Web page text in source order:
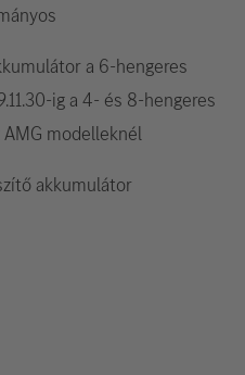
a 6-hengeres
ig a 4- és 8-hengeres
modelleknél
akkumulátor